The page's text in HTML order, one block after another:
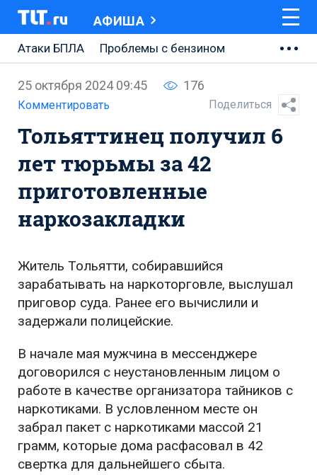
АФИША
Атаки БПЛА
Проблемы с бензином
АВТОВАЗ
Ремонт Центральной площади
Ремонт Обводного шоссе
Набережная Тольятти
Неделя Тольятти
25 октября 2024 09:45 176
Комментировать Поделиться
Тольяттинец получил 6
лет тюрьмы за 42
приготовленные
наркозакладки
Житель Тольятти, собиравшийся
зарабатывать на наркоторговле, выслушал
приговор суда. Ранее его вычислили и
задержали полицейские.
В начале мая мужчина в мессенджере
договорился с неустановленным лицом о
работе в качестве организатора тайников с
наркотиками. В условленном месте он
забрал пакет с наркотиками массой 21
грамм, которые дома расфасовал в 42
свертка для дальнейшего сбыта.